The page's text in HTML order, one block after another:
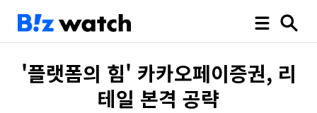
'플랫폼의 힘' 카카오페이증권, 리
테일 본격 공략